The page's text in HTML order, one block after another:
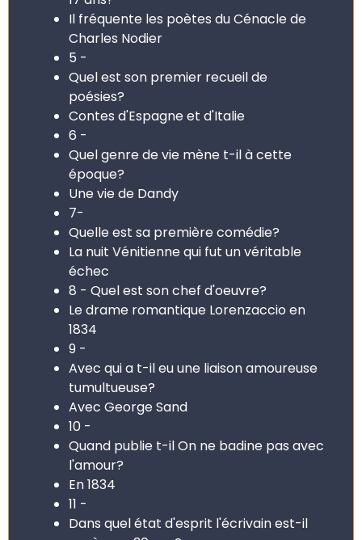
Il fréquente les poètes du Cénacle de
Charles Nodier
5 -
Quel est son premier recueil de
poésies?
Contes d'Espagne et d'Italie
6 -
Quel genre de vie mène t-il à cette
époque?
Une vie de Dandy
7-
Quelle est sa première comédie?
La nuit Vénitienne qui fut un véritable
échec
8 - Quel est son chef d'oeuvre?
Le drame romantique Lorenzaccio en
1834
9 -
Avec qui a t-il eu une liaison amoureuse
tumultueuse?
Avec George Sand
10 -
Quand publie t-il On ne badine pas avec
l'amour?
En 1834
11 -
Dans quel état d'esprit l'écrivain est-il